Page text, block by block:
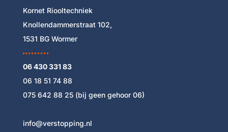
Kornet Riooltechniek
Knollendammerstraat 102,
1531 BG Wormer
06 430 331 83
06 18 51 74 88
075 642 88 25(bij geen gehoor 06)
info@verstopping.nl